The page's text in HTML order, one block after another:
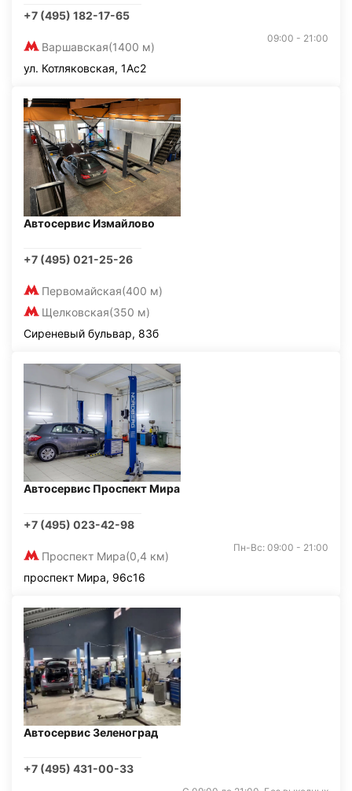
+7 (495) 182-17-65
Варшавская(1400 м)
09:00 - 21:00
ул. Котляковская, 1Ас2
Автосервис Измайлово
+7 (495) 021-25-26
Первомайская(400 м)
Щелковская(350 м)
Сиреневый бульвар, 83б
Автосервис Проспект Мира
+7 (495) 023-42-98
Проспект Мира(0,4 км)
Пн-Вс: 09:00 - 21:00
проспект Мира, 96с16
Автосервис Зеленоград
+7 (495) 431-00-33